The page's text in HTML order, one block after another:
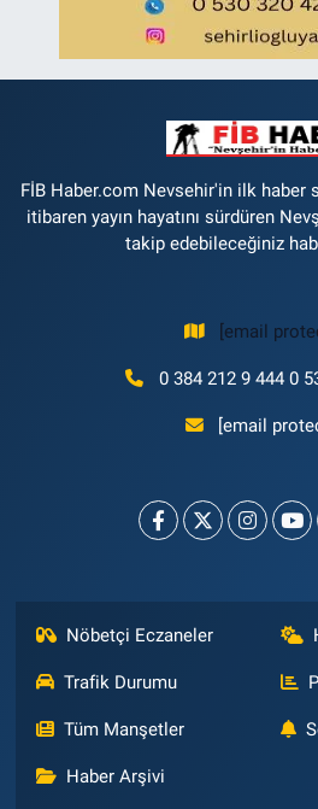
FİB Haber.com Nevsehir'in ilk haber
itibaren yayın hayatını sürdüren
takip edebileceğiniz
[email
0 384 212 9 444 0
[email
Nöbetçi Eczaneler
Trafik Durumu
Tüm Manşetler
Haber Arşivi